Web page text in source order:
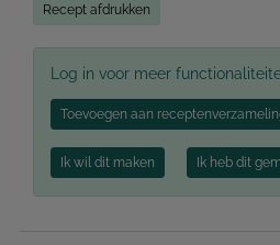
Recept afdrukken
Log in voor meer
Toevoegen aan
Ik wil dit maken Ik heb dit